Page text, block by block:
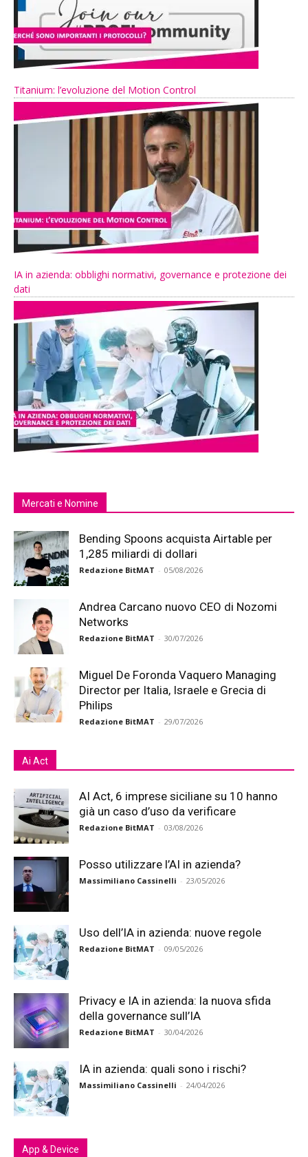
Titanium: l’evoluzione del Motion Control
IA in azienda: obblighi normativi, governance e protezione dei
dati
Mercati e Nomine
Bending Spoons acquista Airtable per
1,285 miliardi di dollari
Redazione BitMAT - 05/08/2026
Andrea Carcano nuovo CEO di Nozomi
Networks
Redazione BitMAT - 30/07/2026
Miguel De Foronda Vaquero Managing
Director per Italia, Israele e Grecia di
Philips
Redazione BitMAT - 29/07/2026
Ai Act
AI Act, 6 imprese siciliane su 10 hanno
già un caso d’uso da verificare
Redazione BitMAT - 03/08/2026
Posso utilizzare l’AI in azienda?
Massimiliano Cassinelli - 23/05/2026
Uso dell’IA in azienda: nuove regole
Redazione BitMAT - 09/05/2026
Privacy e IA in azienda: la nuova sfida
della governance sull’IA
Redazione BitMAT - 30/04/2026
IA in azienda: quali sono i rischi?
Massimiliano Cassinelli - 24/04/2026
App & Device